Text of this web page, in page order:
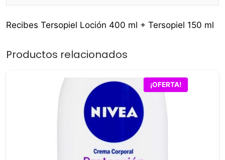
Recibes Tersopiel Loción 400 ml + Tersopiel 150 ml
Productos relacionados
¡OFERTA!